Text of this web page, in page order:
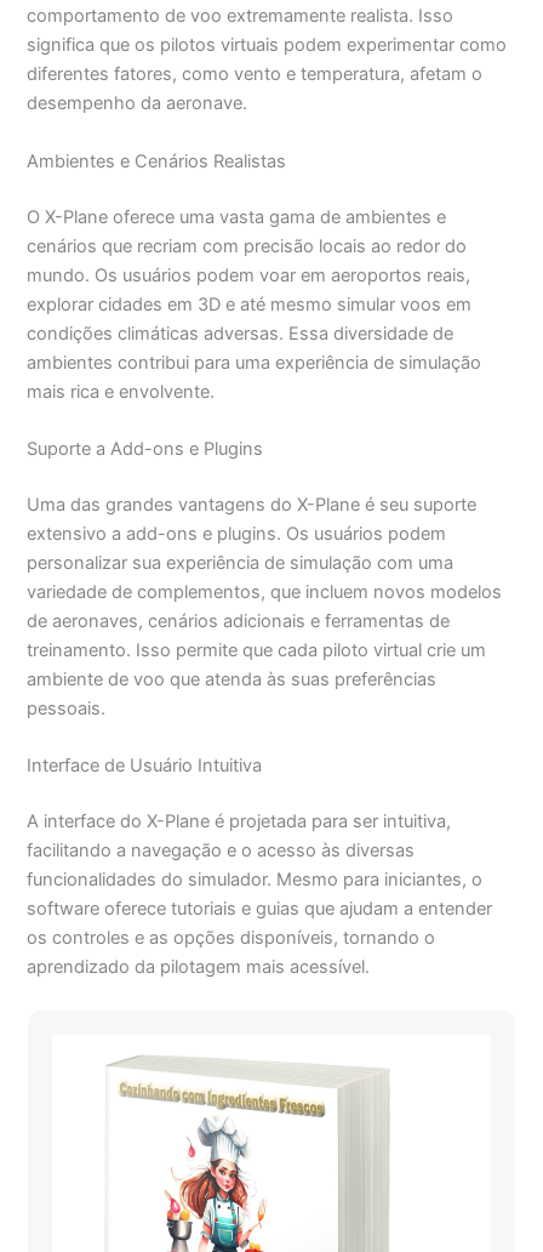
comportamento de voo extremamente realista. Isso
significa que os pilotos virtuais podem experimentar como
diferentes fatores, como vento e temperatura, afetam o
desempenho da aeronave.
Ambientes e Cenários Realistas
O X-Plane oferece uma vasta gama de ambientes e
cenários que recriam com precisão locais ao redor do
mundo. Os usuários podem voar em aeroportos reais,
explorar cidades em 3D e até mesmo simular voos em
condições climáticas adversas. Essa diversidade de
ambientes contribui para uma experiência de simulação
mais rica e envolvente.
Suporte a Add-ons e Plugins
Uma das grandes vantagens do X-Plane é seu suporte
extensivo a add-ons e plugins. Os usuários podem
personalizar sua experiência de simulação com uma
variedade de complementos, que incluem novos modelos
de aeronaves, cenários adicionais e ferramentas de
treinamento. Isso permite que cada piloto virtual crie um
ambiente de voo que atenda às suas preferências
pessoais.
Interface de Usuário Intuitiva
A interface do X-Plane é projetada para ser intuitiva,
facilitando a navegação e o acesso às diversas
funcionalidades do simulador. Mesmo para iniciantes, o
software oferece tutoriais e guias que ajudam a entender
os controles e as opções disponíveis, tornando o
aprendizado da pilotagem mais acessível.